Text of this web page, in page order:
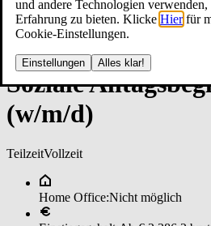
und andere Technologien
Erfahrung zu bieten. Klicke Hier für
Cookie-Einstellungen.
Einstellungen Alles klar!
So­zia­le
(w/m/d)
TeilzeitVollzeit
Home Office:Nicht möglich